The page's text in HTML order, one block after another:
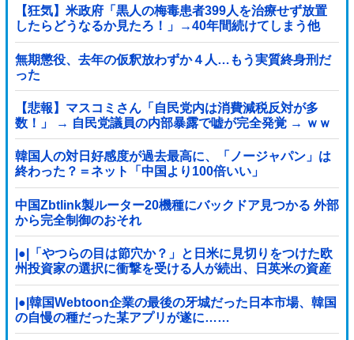
【狂気】米政府「黒人の梅毒患者399人を治療せず放置
したらどうなるか見たろ！」→40年間続けてしまう他
無期懲役、去年の仮釈放わずか４人…もう実質終身刑だ
った
【悲報】マスコミさん「自民党内は消費減税反対が多
数！」 → 自民党議員の内部暴露で嘘が完全発覚 → ｗｗ
ｗｗｗｗｗｗｗｗｗｗｗｗ
韓国人の対日好感度が過去最高に、「ノージャパン」は
終わった？＝ネット「中国より100倍いい」
中国Zbtlink製ルーター20機種にバックドア見つかる 外部
から完全制御のおそれ
|●|「やつらの目は節穴か？」と日米に見切りをつけた欧
州投資家の選択に衝撃を受ける人が続出、日英米の資産
を処分して代わりに選んだのは……
|●|韓国Webtoon企業の最後の牙城だった日本市場、韓国
の自慢の種だった某アプリが遂に……